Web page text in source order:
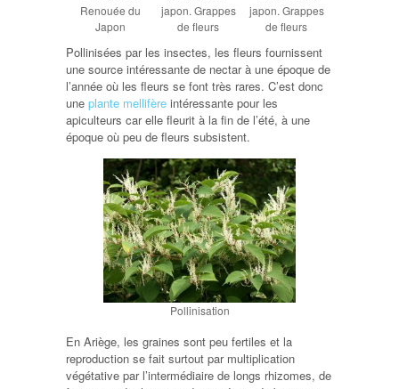
Renouée du
Japon
japon. Grappes
de fleurs
japon. Grappes
de fleurs
Pollinisées par les insectes, les fleurs fournissent
une source intéressante de nectar à une époque de
l’année où les fleurs se font très rares. C’est donc
une plante mellifère intéressante pour les
apiculteurs car elle fleurit à la fin de l’été, à une
époque où peu de fleurs subsistent.
Pollinisation
En Ariège, les graines sont peu fertiles et la
reproduction se fait surtout par multiplication
végétative par l’intermédiaire de longs rhizomes, de